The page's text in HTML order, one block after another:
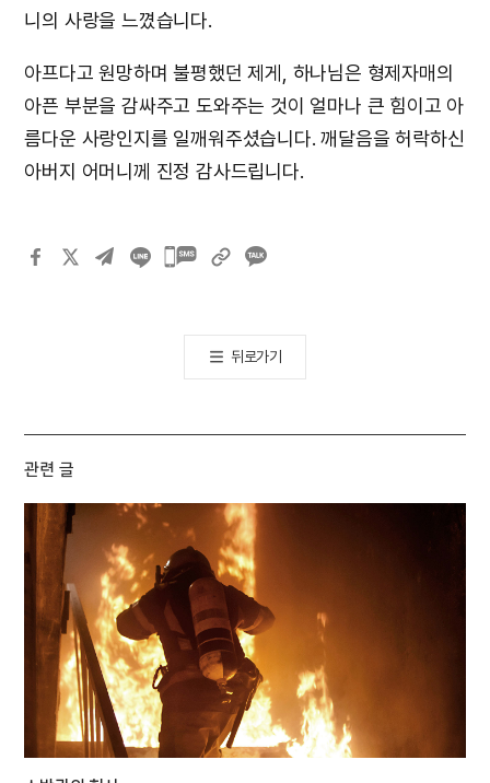
니의 사랑을 느꼈습니다.
아프다고 원망하며 불평했던 제게, 하나님은 형제자매의
아픈 부분을 감싸주고 도와주는 것이 얼마나 큰 힘이고 아
름다운 사랑인지를 일깨워주셨습니다. 깨달음을 허락하신
아버지 어머니께 진정 감사드립니다.
카카오톡
뒤로가기
관련 글